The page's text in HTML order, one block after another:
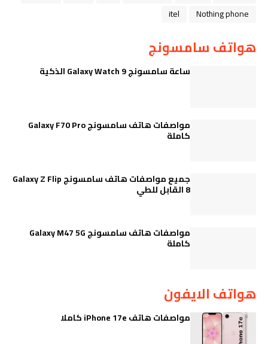
Nothing phone
itel
هواتف سامسونج
ساعة سامسونج Galaxy Watch 9 الذكية
مواصفات هاتف سامسونج Galaxy F70 Pro
كاملة
جميع مواصفات هاتف سامسونج Galaxy Z Flip
8 القابل للطي
مواصفات هاتف سامسونج Galaxy M47 5G
كاملة
هواتف الايفون
مواصفات هاتف iPhone 17e كاملا